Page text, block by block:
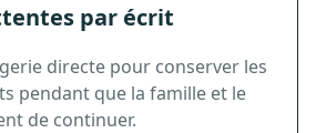
par écrit
directe pour conserver les
pendant que la famille et le
de continuer.